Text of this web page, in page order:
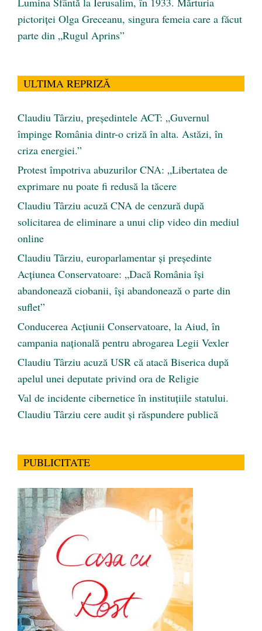
pictoriței Olga Greceanu, singura femeia care a făcut
parte din „Rugul Aprins”
ULTIMA REPRIZĂ
Claudiu Târziu, președintele ACT: „Guvernul
împinge România dintr-o criză în alta. Astăzi, în
criza energiei.”
Protest împotriva abuzurilor CNA: „Libertatea de
exprimare nu poate fi redusă la tăcere
Claudiu Târziu acuză CNA de cenzură după
solicitarea de eliminare a unui clip video din mediul
online
Claudiu Târziu, europarlamentar și președinte
Acțiunea Conservatoare: „Dacă România își
abandonează ciobanii, își abandonează o parte din
suflet”
Conducerea Acțiunii Conservatoare, la Aiud, în
campania națională pentru abrogarea Legii Vexler
Claudiu Târziu acuză USR că atacă Biserica după
apelul unei deputate privind ora de Religie
Val de incidente cibernetice în instituțiile statului.
Claudiu Târziu cere audit și răspundere publică
PUBLICITATE